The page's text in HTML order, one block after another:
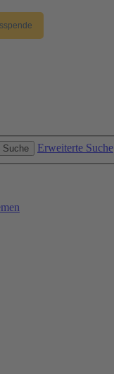
Suche Erweiterte Suche